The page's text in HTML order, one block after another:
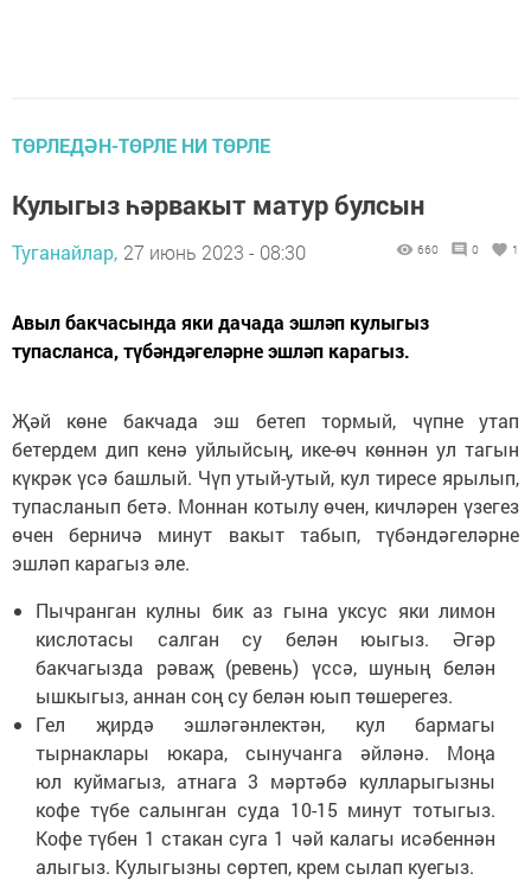
ТӨРЛЕДӘН-ТӨРЛЕ НИ ТӨРЛЕ
Кулыгыз һәрвакыт матур булсын
Туганайлар, 27 июнь 2023 - 08:30 660 0 1
Авыл бакчасында яки дачада эшләп кулыгыз
тупасланса, түбәндәгеләрне эшләп карагыз.
Җәй көне бакчада эш бетеп тормый, чүпне утап
бетердем дип кенә уйлыйсың, ике-өч көннән ул тагын
күкрәк үсә башлый. Чүп утый-утый, кул тиресе ярылып,
тупасланып бетә. Моннан котылу өчен, кичләрен үзегез
өчен берничә минут вакыт табып, түбәндәгеләрне
эшләп карагыз әле.
Пычранган кулны бик аз гына уксус яки лимон
кислотасы салган су белән юыгыз. Әгәр
бакчагызда рәваҗ (ревень) үссә, шуның белән
ышкыгыз, аннан соң су белән юып төшерегез.
Гел җирдә эшләгәнлектән, кул бармагы
тырнаклары юкара, сынучанга әйләнә. Моңа
юл куймагыз, атнага 3 мәртәбә кулларыгызны
кофе түбе салынган суда 10-15 минут тотыгыз.
Кофе түбен 1 стакан суга 1 чәй калагы исәбеннән
алыгыз. Кулыгызны сөртеп, крем сылап куегыз.